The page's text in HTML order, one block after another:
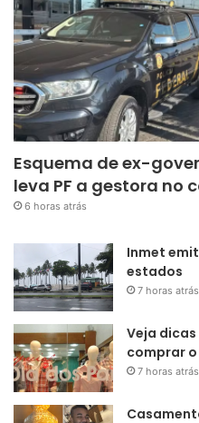
Esquema de ex-
leva PF a gestora no
6 horas atrás
Inmet
estados
7 horas atrás
Veja
comprar o
7 horas atrás